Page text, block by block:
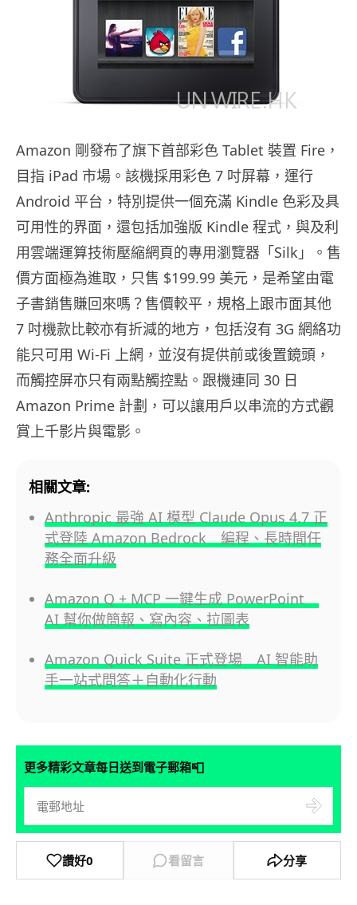
Amazon 剛發布了旗下首部彩色 Tablet 裝置 Fire，
目指 iPad 市場。該機採用彩色 7 吋屏幕，運行
Android 平台，特別提供一個充滿 Kindle 色彩及具
可用性的界面，還包括加強版 Kindle 程式，與及利
用雲端運算技術壓縮網頁的專用瀏覽器「Silk」。售
價方面極為進取，只售 $199.99 美元，是希望由電
子書銷售賺回來嗎？售價較平，規格上跟市面其他
7 吋機款比較亦有折減的地方，包括沒有 3G 網絡功
能只可用 Wi-Fi 上網，並沒有提供前或後置鏡頭，
而觸控屏亦只有兩點觸控點。跟機連同 30 日
Amazon Prime 計劃，可以讓用戶以串流的方式觀
賞上千影片與電影。
相關文章:
Anthropic 最強 AI 模型 Claude Opus 4.7 正
式登陸 Amazon Bedrock 編程、長時間任
務全面升級
Amazon Q + MCP 一鍵生成 PowerPoint
AI 幫你做簡報、寫內容、拉圖表
Amazon Quick Suite 正式登場 AI 智能助
手一站式問答＋自動化行動
更多精彩文章每日送到電子郵箱📮
讚好0 看留言 分享